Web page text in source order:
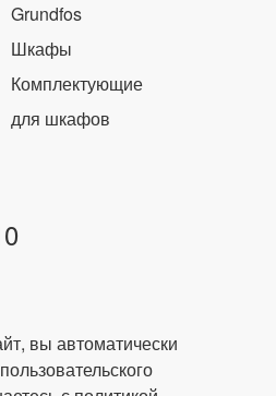
Grundfos
Шкафы
Комплектующие
для шкафов
вы автоматически